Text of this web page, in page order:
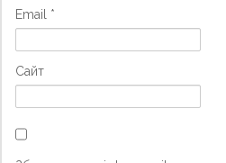
Email *
Сайт